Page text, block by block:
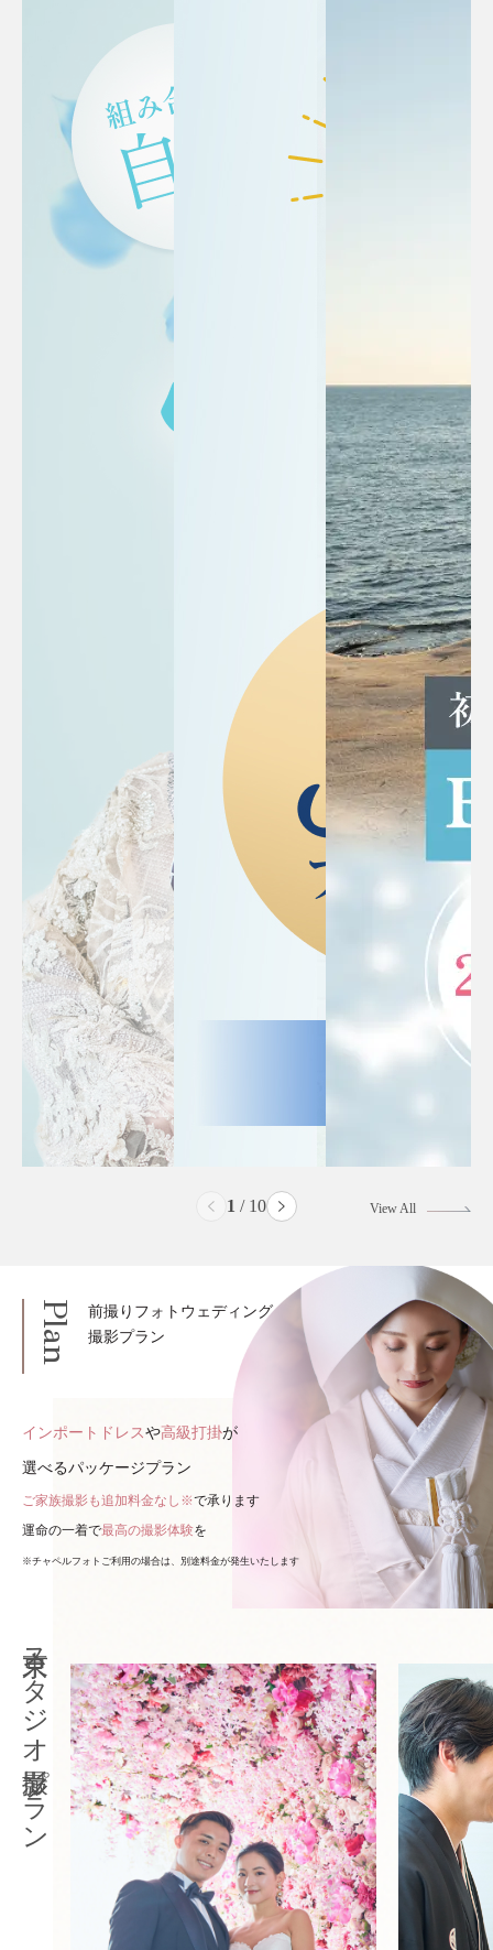
2 / 10 View All
Plan
前撮りフォトウェディング
撮影プラン
インポートドレスや高級打掛が
選べるパッケージプラン
ご家族撮影も追加料金なし※で承ります
運命の一着で最高の撮影体験を
※チャペルフォトご利用の場合は、別途料金が発生いたします
東京スタジオ撮影プラン